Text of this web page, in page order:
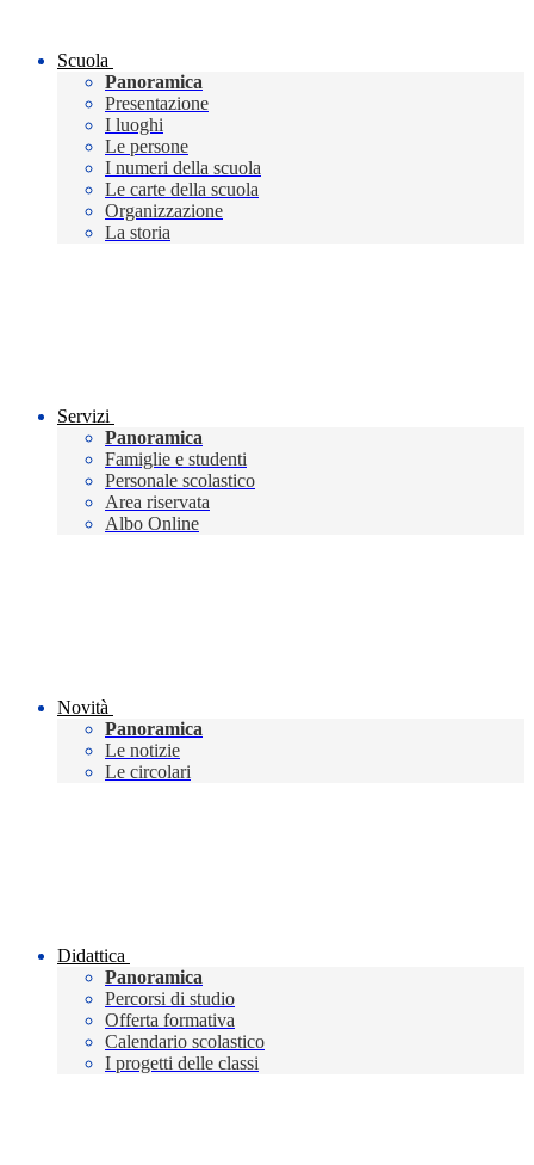
Scuola
Panoramica
Presentazione
I luoghi
Le persone
I numeri della scuola
Le carte della scuola
Organizzazione
La storia
Servizi
Panoramica
Famiglie e studenti
Personale scolastico
Area riservata
Albo Online
Novità
Panoramica
Le notizie
Le circolari
Didattica
Panoramica
Percorsi di studio
Offerta formativa
Calendario scolastico
I progetti delle classi